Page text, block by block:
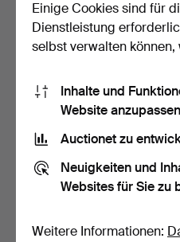
Schätzwert
81 USD
DIE SPRECHBLASE 4
Einige Cookies sind für
Dienstleistung
selbst verwalten
Inhalte und
Website
Auctionet zu
Neuigkeiten und
Websites für Sie zu
Weitere Informationen: